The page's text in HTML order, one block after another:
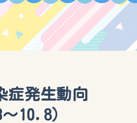
症発生動向
10.8）